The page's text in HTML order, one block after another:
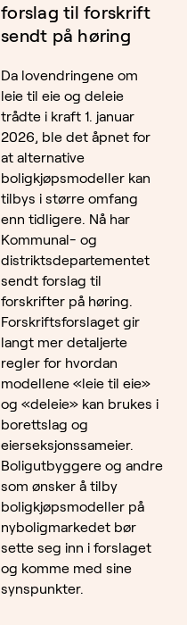
forslag til forskrift
sendt på høring
Da lovendringene om
leie til eie og deleie
trådte i kraft 1. januar
2026, ble det åpnet for
at alternative
boligkjøpsmodeller kan
tilbys i større omfang
enn tidligere. Nå har
Kommunal- og
distriktsdepartementet
sendt forslag til
forskrifter på høring.
Forskriftsforslaget gir
langt mer detaljerte
regler for hvordan
modellene «leie til eie»
og «deleie» kan brukes i
borettslag og
eierseksjonssameier.
Boligutbyggere og andre
som ønsker å tilby
boligkjøpsmodeller på
nyboligmarkedet bør
sette seg inn i forslaget
og komme med sine
synspunkter.